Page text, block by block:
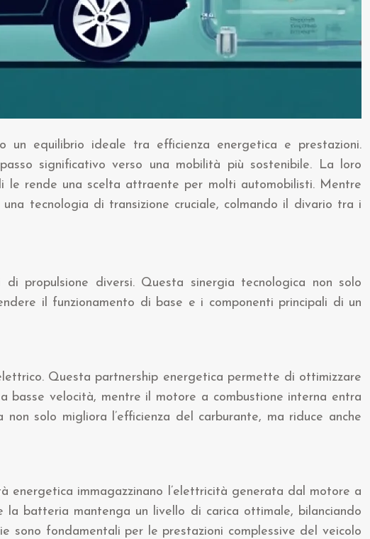
un equilibrio ideale tra efficienza energetica e prestazioni.
significativo verso una mobilità più sostenibile. La loro
le rende una scelta attraente per molti automobilisti. Mentre
tecnologia di transizione cruciale, colmando il divario tra i
propulsione diversi. Questa sinergia tecnologica non solo
il funzionamento di base e i componenti principali di un
Questa partnership energetica permette di ottimizzare
velocità, mentre il motore a combustione interna entra
solo migliora l’efficienza del carburante, ma riduce anche
immagazzinano l’elettricità generata dal motore a
batteria mantenga un livello di carica ottimale, bilanciando
sono fondamentali per le prestazioni complessive del veicolo